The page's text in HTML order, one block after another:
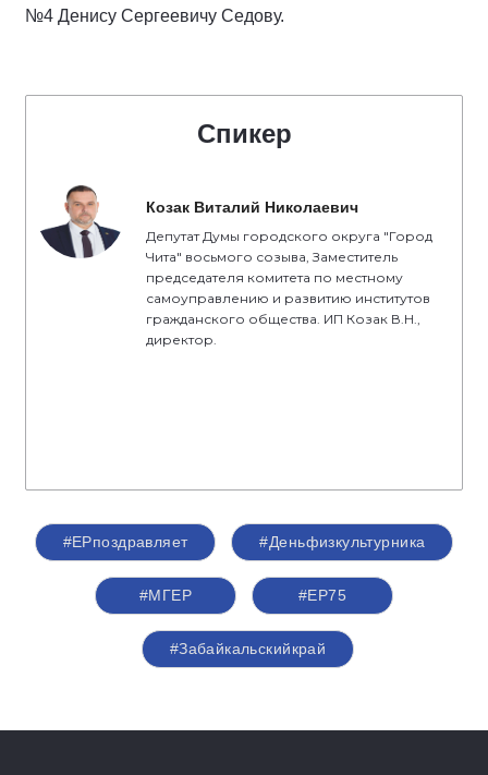
№4 Денису Сергеевичу Седову.
Спикер
Козак Виталий Николаевич
Депутат Думы городского округа "Город
Чита" восьмого созыва, Заместитель
председателя комитета по местному
самоуправлению и развитию институтов
гражданского общества. ИП Козак В.Н.,
директор.
#ЕРпоздравляет #Деньфизкультурника
#‎МГЕР‬ #ЕР75
#Забайкальскийкрай